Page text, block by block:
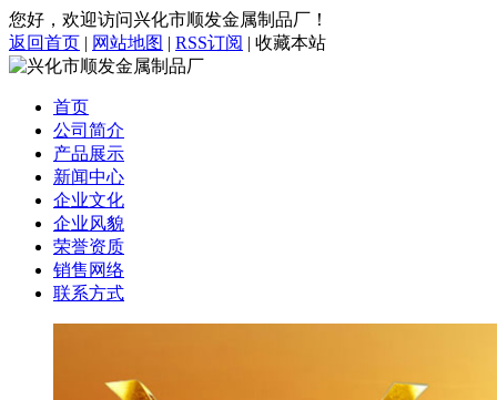
您好，欢迎访问兴化市顺发金属制品厂！
返回首页 | 网站地图 | RSS订阅 | 收藏本站
首页
公司简介
产品展示
新闻中心
企业文化
企业风貌
荣誉资质
销售网络
联系方式